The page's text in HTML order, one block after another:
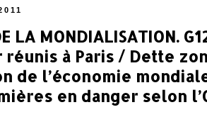
LA MONDIALISATION.
à Paris / Dette
de l’économie
en danger selon